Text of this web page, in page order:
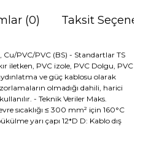
(0) Taksit
Cu/PVC/PVC (BS) - Standartlar TS
iletken, PVC izole, PVC Dolgu, PVC
aydınlatma ve güç kablosu olarak
olmadığı dahili, harici
- Teknik Veriler Maks.
sıcaklığı ≤ 300 mm² için 160°C
yarı çapı 12*D D: Kablo dış